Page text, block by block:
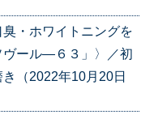
・ホワイトニングを
ヴール―６３」〉／初
（2022年10月20日